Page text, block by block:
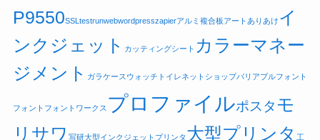
P9550SSL testrunwebwordpresszapierアルミ複合板アートありあけ イ
ンクジェット
カッティングシート カラーマネー
ジメント
ガラケースウォッチ トイレネットショップバリアブルフォント
フォント フォントワークス プロファイルポスタモ
リサワ 写研大型インクジェットプリンタ 大型プリンタ 工